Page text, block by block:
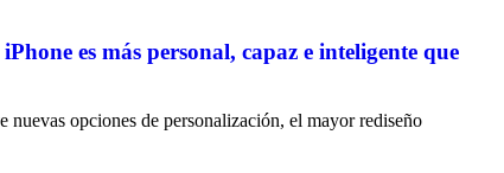
es más personal, capaz e inteligente que
nuevas opciones de personalización, el mayor rediseño